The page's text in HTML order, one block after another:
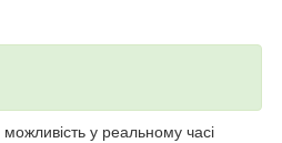
можливість у реальному часі